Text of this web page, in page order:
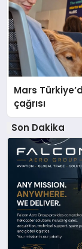
Mars
çağrısı
Son Dakika